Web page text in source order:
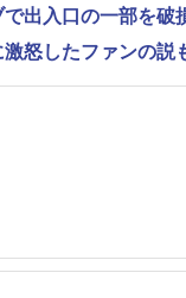
出入口の一部を破
怒したファンの説